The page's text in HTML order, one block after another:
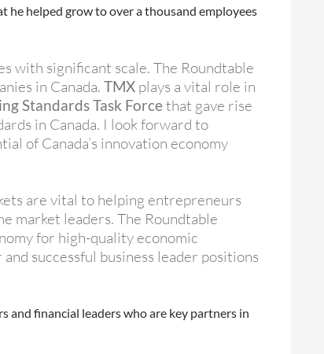
he helped grow to over a thousand employees
with significant scale. The Roundtable
in Canada. TMX plays a vital role in
Standards Task Force that gave rise
in Canada. I look forward to
of Canada’s innovation economy
are vital to helping entrepreneurs
market leaders. The Roundtable
for high-quality economic
successful business leader positions
financial leaders who are key partners in